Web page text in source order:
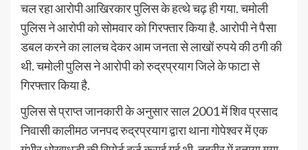
चल रहा आरोपी आखिरकार पुलिस के हत्थे चढ़ ही गया. चमोली
पुलिस ने आरोपी को सोमवार को गिरफ्तार किया है. आरोपी ने पैसा
डबल करने का लालच देकर आम जनता से लाखों रुपये की ठगी की
थी. चमोली पुलिस ने आरोपी को रुद्रप्रयाग जिले के फाटा से
गिरफ्तार किया है.
पुलिस से प्राप्त जानकारी के अनुसार साल 2001 में शिव प्रसाद
निवासी कालीमठ जनपद रुद्रप्रयाग द्वारा थाना गोपेश्वर में एक